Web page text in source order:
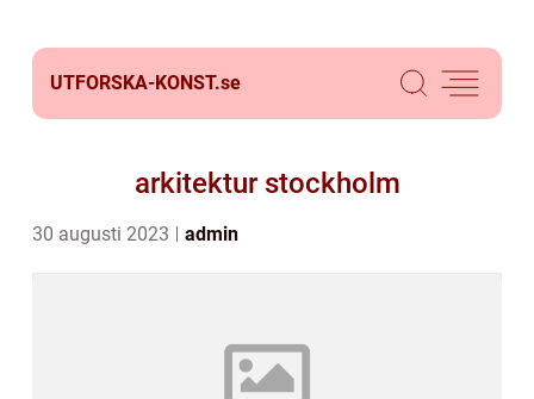
UTFORSKA-KONST.se
arkitektur stockholm
30 augusti 2023 admin